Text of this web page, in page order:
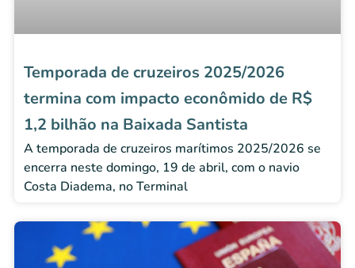
Temporada de cruzeiros 2025/2026
termina com impacto econômido de R$
1,2 bilhão na Baixada Santista
A temporada de cruzeiros marítimos 2025/2026 se
encerra neste domingo, 19 de abril, com o navio
Costa Diadema, no Terminal